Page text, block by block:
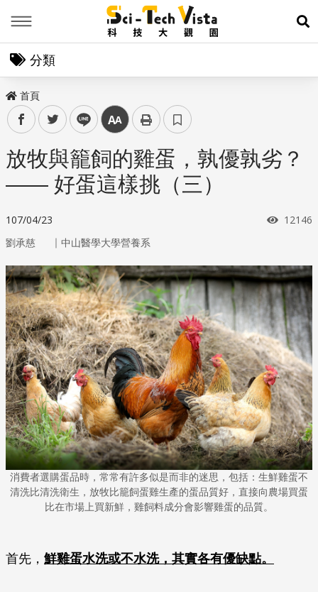
展
分類
首頁
facebooktwitter line 中
放牧與籠飼的雞蛋，孰優孰劣？
—— 好蛋這樣挑（三）
107/04/23 瀏覽次
12146
劉承慈 ｜ 中山醫學大學營養系
消費者選購蛋品時，常常有許多似是而非的迷思，包括：生鮮雞蛋不
清洗比清洗衛生，放牧比籠飼蛋雞生產的蛋品質好，直接向農場買蛋
比在市場上買新鮮，雞飼料成分會影響雞蛋的品質。
首先， 鮮雞蛋水洗或不水洗，其實各有優缺點。